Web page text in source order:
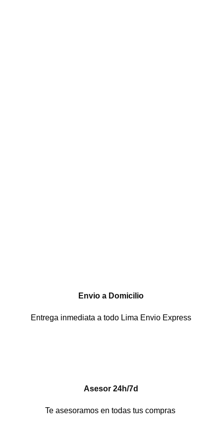
Envio a Domicilio
Entrega inmediata a todo Lima Envio Express
Asesor 24h/7d
Te asesoramos en todas tus compras